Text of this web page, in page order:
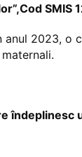
SMIS
2023, o
îndeplinesc